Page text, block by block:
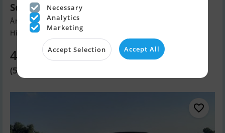
Sea Ray 210 Spxe Bowrider
Årgang 2021, Motorbåd til salg
Hitzacker, Nähe Hamburg, Tyskla...
440.440 DKK
(59.000 EUR)
Necessary
Analytics
Marketing
Accept Selection Accept All